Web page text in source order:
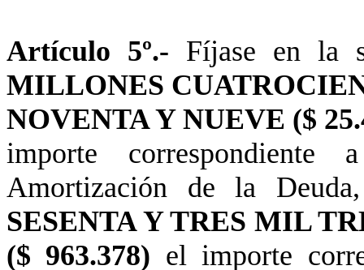
Artículo 5º.- Fíjase en la
MILLONES
NOVENTA Y NUEVE ($
importe correspondiente
Amortización dela Deuda
SESENTA Y TRES MIL
($ 963.378) el importe